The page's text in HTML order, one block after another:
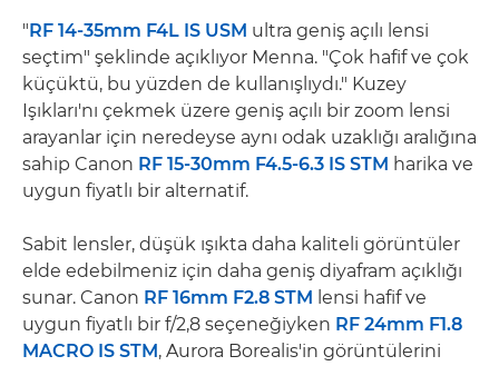
"RF 14-35mm F4L IS USM ultra geniş açılı lensi
seçtim" şeklinde açıklıyor Menna. "Çok hafif ve çok
küçüktü, bu yüzden de kullanışlıydı." Kuzey
Işıkları'nı çekmek üzere geniş açılı bir zoom lensi
arayanlar için neredeyse aynı odak uzaklığı aralığına
sahip Canon RF 15-30mm F4.5-6.3 IS STM harika ve
uygun fiyatlı bir alternatif.
Sabit lensler, düşük ışıkta daha kaliteli görüntüler
elde edebilmeniz için daha geniş diyafram açıklığı
sunar. Canon RF 16mm F2.8 STM lensi hafif ve
uygun fiyatlı bir f/2,8 seçeneğiyken RF 24mm F1.8
MACRO IS STM, Aurora Borealis'in görüntülerini